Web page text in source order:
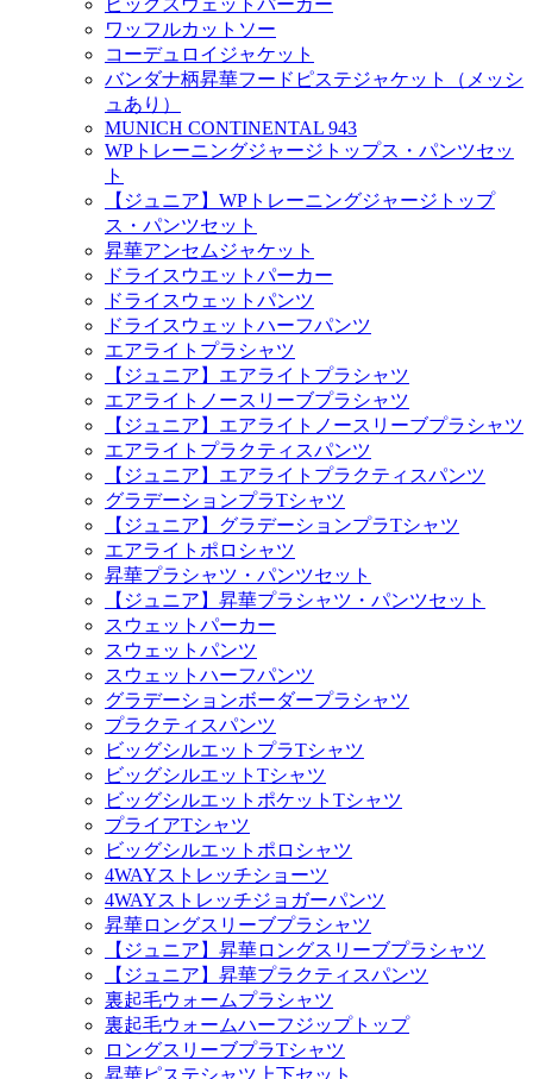
ビッグスウェットパーカー
ワッフルカットソー
コーデュロイジャケット
バンダナ柄昇華フードピステジャケット（メッシ
ュあり）
MUNICH CONTINENTAL 943
WPトレーニングジャージトップス・パンツセッ
ト
【ジュニア】WPトレーニングジャージトップ
ス・パンツセット
昇華アンセムジャケット
ドライスウエットパーカー
ドライスウェットパンツ
ドライスウェットハーフパンツ
エアライトプラシャツ
【ジュニア】エアライトプラシャツ
エアライトノースリーブプラシャツ
【ジュニア】エアライトノースリーブプラシャツ
エアライトプラクティスパンツ
【ジュニア】エアライトプラクティスパンツ
グラデーションプラTシャツ
【ジュニア】グラデーションプラTシャツ
エアライトポロシャツ
昇華プラシャツ・パンツセット
【ジュニア】昇華プラシャツ・パンツセット
スウェットパーカー
スウェットパンツ
スウェットハーフパンツ
グラデーションボーダープラシャツ
プラクティスパンツ
ビッグシルエットプラTシャツ
ビッグシルエットTシャツ
ビッグシルエットポケットTシャツ
プライアTシャツ
ビッグシルエットポロシャツ
4WAYストレッチショーツ
4WAYストレッチジョガーパンツ
昇華ロングスリーブプラシャツ
【ジュニア】昇華ロングスリーブプラシャツ
【ジュニア】昇華プラクティスパンツ
裏起毛ウォームプラシャツ
裏起毛ウォームハーフジップトップ
ロングスリーブプラTシャツ
昇華ピステシャツ上下セット